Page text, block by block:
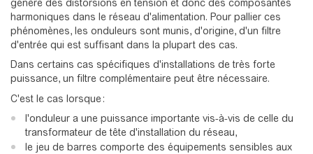
génère des distorsions en tension et donc des composantes
harmoniques dans le réseau d'alimentation. Pour pallier ces
phénomènes, les onduleurs sont munis, d'origine, d'un filtre
d'entrée qui est suffisant dans la plupart des cas.
Dans certains cas spécifiques d'installations de très forte
puissance, un filtre complémentaire peut être nécessaire.
C'est le cas lorsque :
l'onduleur a une puissance importante vis-à-vis de celle du
transformateur de tête d'installation du réseau,
le jeu de barres comporte des équipements sensibles aux